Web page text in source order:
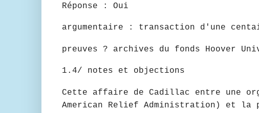
Réponse : Oui
argumentaire : transaction d'une
preuves ? archives du fonds Hoover
1.4/ notes et objections
Cette affaire de Cadillac entre une
American Relief Administration) et